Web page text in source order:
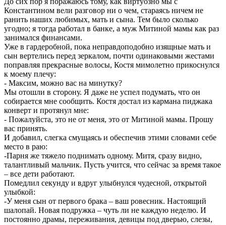
Константином вели разговор ни о чем, стараясь ничем не
ранить наших любимых, мать и сына. Тем было сколько
угодно; я тогда работал в банке, а муж Митиной мамы как раз
занимался финансами.
Уже в гардеробной, пока неправдоподобно изящные мать и
сын вертелись перед зеркалом, почти одинаковыми жестами
поправляя прекрасные волосы, Костя мимолетно прикоснулся
к моему плечу:
- Максим, можно вас на минутку?
Мы отошли в сторону. Я даже не успел подумать, что он
собирается мне сообщить. Костя достал из кармана пиджака
конверт и протянул мне:
- Пожалуйста, это не от меня, это от Митиной мамы. Прошу
вас принять.
И добавил, слегка смущаясь и обеспечив этими словами себе
место в раю:
-Парня же тяжело поднимать одному. Митя, сразу видно,
талантливый мальчик. Пусть учится, что сейчас за время такое
– все дети работают.
Помедлил секунду и вдруг улыбнулся чудесной, открытой
улыбкой:
-У меня сын от первого брака – ваш ровесник. Настоящий
шалопай. Новая подружка – чуть ли не каждую неделю. И
постоянно драмы, переживания, девицы под дверью, слезы,